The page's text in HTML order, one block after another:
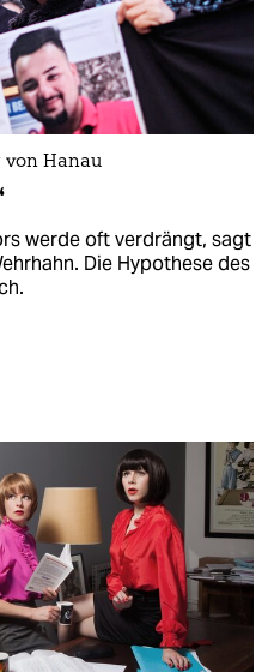
von Hanau
werde oft verdrängt, sagt
Die Hypothese des